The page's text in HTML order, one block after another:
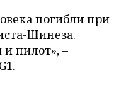
погибли при
Шинеза.
пилот», –